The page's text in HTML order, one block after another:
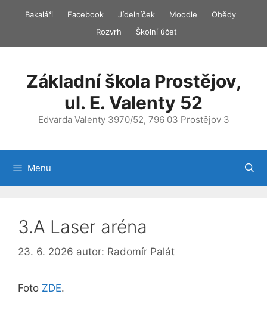
Bakaláři Facebook Jídelníček Moodle
Obědy
Rozvrh
Školní účet
Základní škola Prostějov,
ul. E. Valenty 52
Edvarda Valenty 3970/52, 796 03 Prostějov 3
Menu
3.A Laser aréna
23. 6. 2026 autor: Radomír Palát
Foto ZDE.